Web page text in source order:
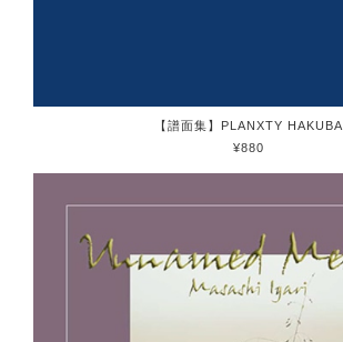
【譜面集】PLANXTY HAKUBA
¥880